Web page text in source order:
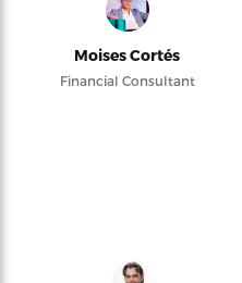
Moises Cortés
Financial Consultant